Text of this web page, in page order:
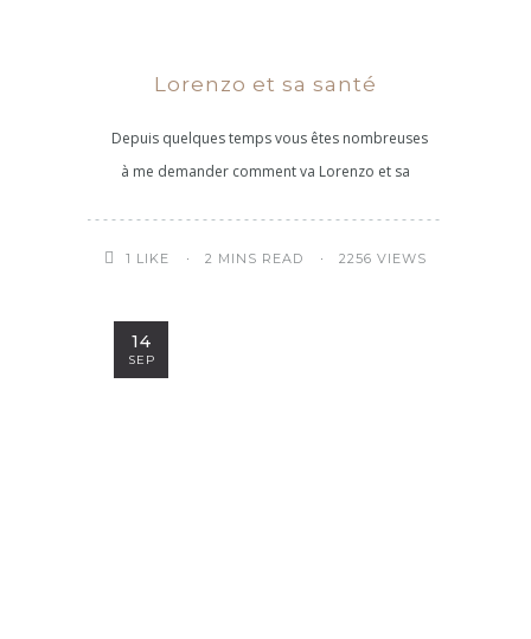
Lorenzo et sa santé
Depuis quelques temps vous êtes nombreuses
à me demander comment va Lorenzo et sa
1 LIKE 2 MINS READ 2256 VIEWS
14
SEP